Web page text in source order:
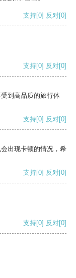
支持[0] 反对[0]
支持[0] 反对[0]
到高品质的旅行体
支持[0] 反对[0]
出现卡顿的情况，希
支持[0] 反对[0]
支持[0] 反对[0]